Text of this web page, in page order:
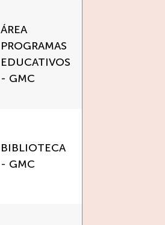
ÁREA
PROGRAMAS
EDUCATIVOS
- GMC
BIBLIOTECA
- GMC